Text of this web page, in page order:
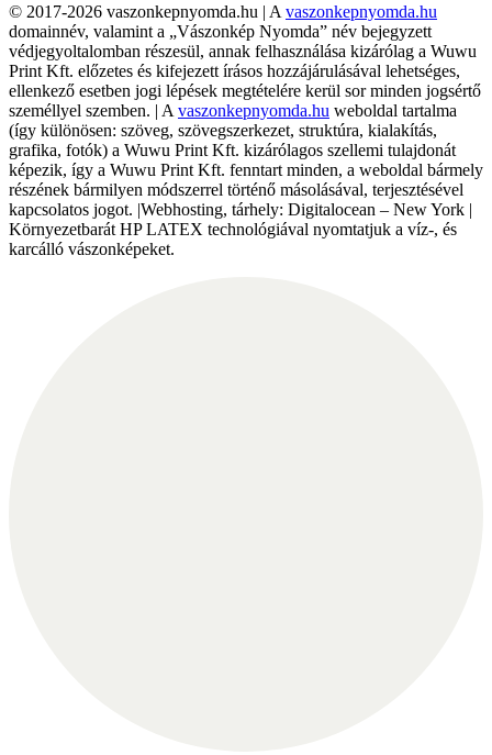
© 2017-2026 vaszonkepnyomda.hu | A vaszonkepnyomda.hu
domainnév, valamint a „Vászonkép Nyomda” név bejegyzett
védjegyoltalomban részesül, annak felhasználása kizárólag a Wuwu
Print Kft. előzetes és kifejezett írásos hozzájárulásával lehetséges,
ellenkező esetben jogi lépések megtételére kerül sor minden jogsértő
személlyel szemben. | A vaszonkepnyomda.hu weboldal tartalma
(így különösen: szöveg, szövegszerkezet, struktúra, kialakítás,
grafika, fotók) a Wuwu Print Kft. kizárólagos szellemi tulajdonát
képezik, így a Wuwu Print Kft. fenntart minden, a weboldal bármely
részének bármilyen módszerrel történő másolásával, terjesztésével
kapcsolatos jogot. |Webhosting, tárhely: Digitalocean – New York |
Környezetbarát HP LATEX technológiával nyomtatjuk a víz-, és
karcálló vászonképeket.